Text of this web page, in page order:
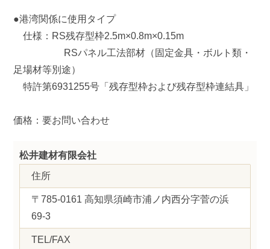
●港湾関係に使用タイプ
仕様：RS残存型枠2.5m×0.8m×0.15m
RSパネル工法部材（固定金具・ボルト類・
足場材等別途）
特許第6931255号「残存型枠および残存型枠連結具」
価格：要お問い合わせ
松井建材有限会社
住所
〒785-0161 高知県須崎市浦ノ内西分字菅の浜
69-3
TEL/FAX